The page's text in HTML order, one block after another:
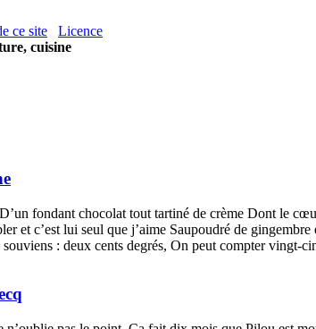
ce site
Licence
cuisine
fondant chocolat tout tartiné de crème Dont le
et c’est lui seul que j’aime Saupoudré de
: deux cents degrés, On peut compter vingt-